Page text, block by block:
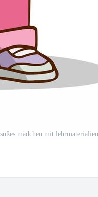
süßes mädchen mit